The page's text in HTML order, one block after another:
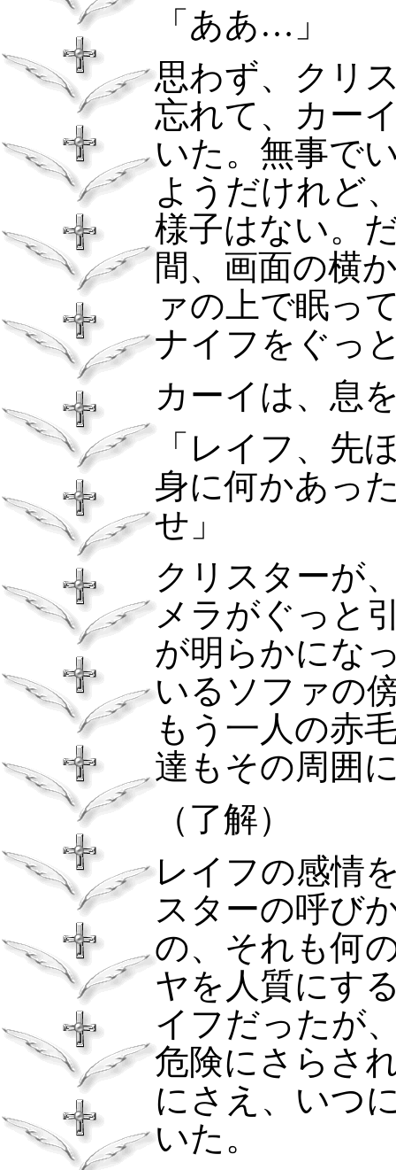
「ああ…」
思わず、クリ
忘れて、カー
いた。無事で
ようだけれど
様子はない。
間、画面の横
ァの上で眠っ
ナイフをぐっ
カーイは、息
「レイフ、先
身に何かあっ
せ」
クリスターが
メラがぐっと
が明らかにな
いるソファの
もう一人の赤
達もその周囲
（了解）
レイフの感情
スターの呼び
の、それも何
ヤを人質にす
イフだったが
危険にさらさ
にさえ、いつ
いた。